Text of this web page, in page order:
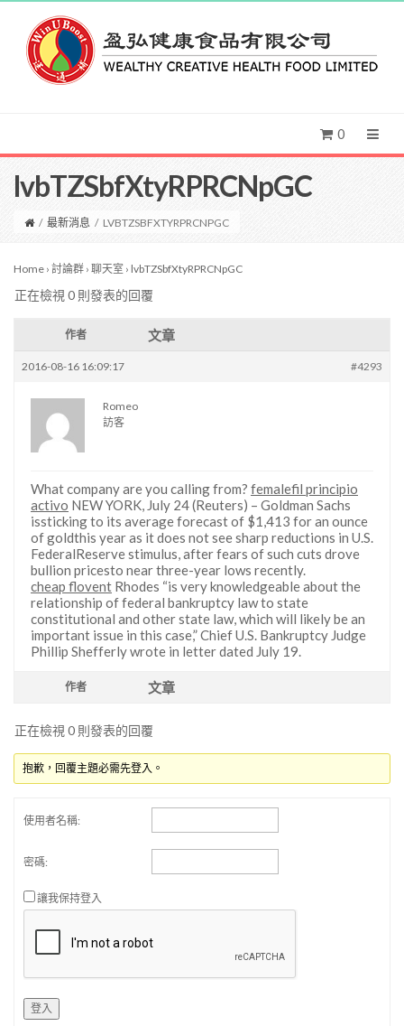
0
lvbTZSbfXtyRPRCNpGC
/ 最新消息 / LVBTZSBFXTYRPRCNPGC
Home › 討論群 › 聊天室 › lvbTZSbfXtyRPRCNpGC
正在檢視 0 則發表的回覆
作者 文章
2016-08-16 16:09:17 #4293
Romeo
訪客
What company are you calling from? femalefil principio
activo NEW YORK, July 24 (Reuters) – Goldman Sachs
issticking to its average forecast of $1,413 for an ounce
of goldthis year as it does not see sharp reductions in U.S.
FederalReserve stimulus, after fears of such cuts drove
bullion pricesto near three-year lows recently.
cheap flovent Rhodes “is very knowledgeable about the
relationship of federal bankruptcy law to state
constitutional and other state law, which will likely be an
important issue in this case,” Chief U.S. Bankruptcy Judge
Phillip Shefferly wrote in letter dated July 19.
作者 文章
正在檢視 0 則發表的回覆
抱歉，回覆主題必需先登入。
使用者名稱:
密碼:
讓我保持登入
登入